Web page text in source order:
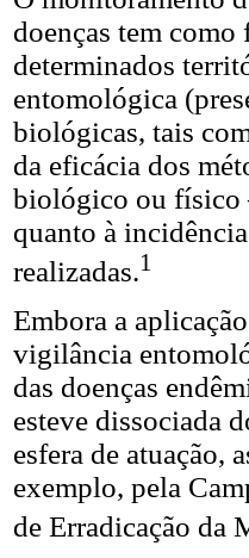
doenças tem como
determinados
entomológica
biológicas, tais
da eficácia dos
biológico ou físico
quanto à
realizadas.1
Embora a
vigilância
das doenças
esteve dissociada
esfera de atuação,
exemplo, pela
de Erradicação da